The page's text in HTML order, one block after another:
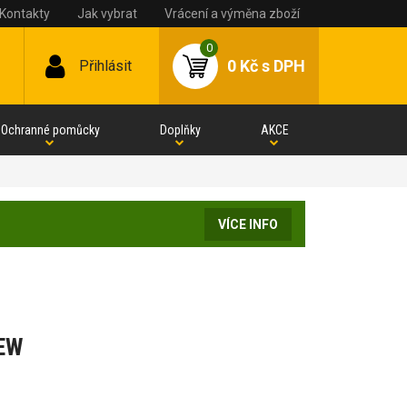
Kontakty Jak vybrat Vrácení a výměna zboží
Přihlásit
0
0 Kčs DPH
Ochranné pomůcky Doplňky AKCE
VÍCE INFO